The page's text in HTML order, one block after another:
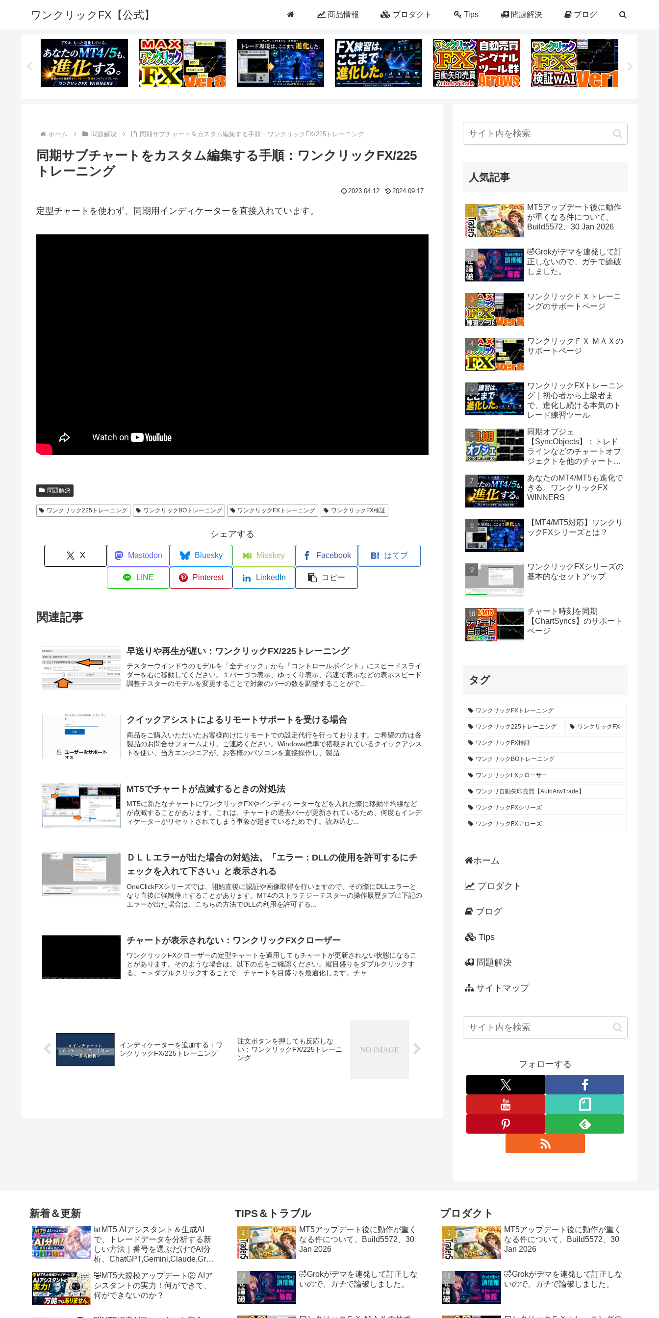
ワンクリックFX【公式】 商品情報 プロダクト Tips 問題解決 ブログ
ホーム 問題解決 同期サブチャートをカスタム編集する手順：ワンクリックFX/225トレーニング
同期サブチャートをカスタム編集する手順：ワンクリックFX/225
トレーニング
2023.04.12 2024.09.17
定型チャートを使わず、同期用インディケーターを直接入れています。
問題解決
ワンクリック225トレーニング ワンクリックBOトレーニング ワンクリックFXトレーニング ワンクリックFX検証
シェアする
X Mastodon Bluesky Misskey Facebook はてブ
LINE Pinterest LinkedIn コピー
関連記事
早送りや再生が遅い：ワンクリックFX/225トレーニング
テスターウインドウのモデルを「全ティック」から「コントロールポイント」にスピードスライ
ダーを右に移動してください。１バーづつ表示、ゆっくり表示、高速で表示などの表示スピード
調整テスターのモデルを変更することで対象のバーの数を調整することがで...
クイックアシストによるリモートサポートを受ける場合
商品をご購入いただいたお客様向けにリモートでの設定代行を行っております。ご希望の方は各
製品のお問合せフォームより、ご連絡ください。Windows標準で搭載されているクイックアシス
トを使い、当方エンジニアが、お客様のパソコンを直接操作し、製品...
MT5でチャートが点滅するときの対処法
MT5に新たなチャートにワンクリックFXやインディケーターなどを入れた際に移動平均線など
が点滅することがあります。これは、チャートの過去バーが更新されているため、何度もインデ
ィケーターがリセットされてしまう事象が起きているためです。読み込む...
ＤＬＬエラーが出た場合の対処法。「エラー：DLLの使用を許可するにチ
ェックを入れて下さい」と表示される
OneClickFXシリーズでは、開始直後に認証や画像取得を行いますので、その際にDLLエラーと
なり直後に強制停止することがあります。MT4のストラテジーテスターの操作履歴タブに下記の
エラーが出た場合は、こちらの方法でDLLの利用を許可する...
チャートが表示されない：ワンクリックFXクローザー
ワンクリックFXクローザーの定型チャートを適用してもチャートが更新されない状態になるこ
とがあります。そのような場合は、以下の点をご確認ください。縦目盛りをダブルクリックす
る。＝＞ダブルクリックすることで、チャートを目盛りを最適化します。チャ...
インディケーターを追加する：ワ
ンクリックFX/225トレーニング
注文ボタンを押しても反応しな
い：ワンクリックFX/225トレーニ
ング
人気記事
MT5アップデート後に動作
が重くなる件について、
Build5572、30 Jan 2026
🤣Grokがデマを連発して訂
正しないので、ガチで論破
しました。
ワンクリックＦＸトレーニ
ングのサポートページ
ワンクリックＦＸ ＭＡＸの
サポートページ
ワンクリックFXトレーニン
グ｜初心者から上級者ま
で、進化し続ける本気のト
レード練習ツール
同期オブジェ
【SyncObjects】：トレド
ラインなどのチャートオブ
ジェクトを他のチャートに
あなたのMT4/MT5も進化で
きる。ワンクリックFX
WINNERS
【MT4/MT5対応】ワンクリ
ックFXシリーズとは？
ワンクリックFXシリーズの
基本的なセットアップ
チャート時刻を同期
【ChartSyncs】のサポート
ページ
タグ
ワンクリックFXトレーニング
ワンクリック225トレーニング ワンクリックFX
ワンクリックFX検証
ワンクリックBOトレーニング
ワンクリックFXクローザー
ワンクリ自動矢印売買【AutoArwTrade】
ワンクリックFXシリーズ
ワンクリックFXアローズ
ホーム
プロダクト
ブログ
Tips
問題解決
サイトマップ
フォローする
新着＆更新
📊MT5 AIアシスタント＆生成AI
で、トレードデータを分析する新
しい方法｜番号を選ぶだけでAI分
析、ChatGPT,Gemini,Claude,Grok
🤣MT5大規模アップデート② AIア
シスタントの実力！何ができて、
何ができないのか？
TIPS＆トラブル
MT5アップデート後に動作が重く
なる件について、Build5572、30
Jan 2026
🤣Grokがデマを連発して訂正しな
いので、ガチで論破しました。
プロダクト
MT5アップデート後に動作が重く
なる件について、Build5572、30
Jan 2026
🤣Grokがデマを連発して訂正しな
いので、ガチで論破しました。